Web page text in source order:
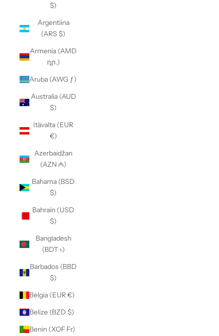
$)
Argentiina
(ARS $)
Armenia (AMD
դր.)
Aruba (AWG ƒ)
Australia (AUD
$)
Itävalta (EUR
€)
Azerbaidžan
(AZN ₼)
Bahama (BSD
$)
Bahrain (USD
$)
Bangladesh
(BDT ৳)
Barbados (BBD
$)
Belgia (EUR €)
Belize (BZD $)
Benin (XOF Fr)